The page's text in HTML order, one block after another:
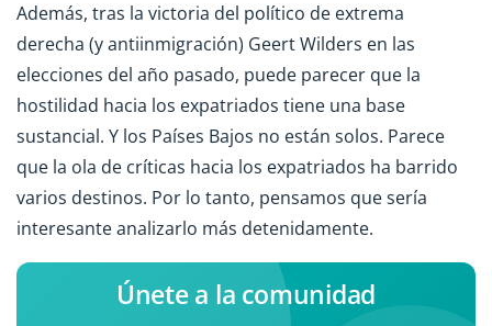
Además, tras la victoria del político de extrema
derecha (y antiinmigración) Geert Wilders en las
elecciones del año pasado, puede parecer que la
hostilidad hacia los expatriados tiene una base
sustancial. Y los Países Bajos no están solos. Parece
que la ola de críticas hacia los expatriados ha barrido
varios destinos. Por lo tanto, pensamos que sería
interesante analizarlo más detenidamente.
Únete a la comunidad